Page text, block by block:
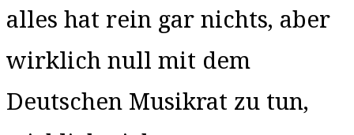
alles hat rein gar nichts, aber
wirklich null mit dem
Deutschen Musikrat zu tun,